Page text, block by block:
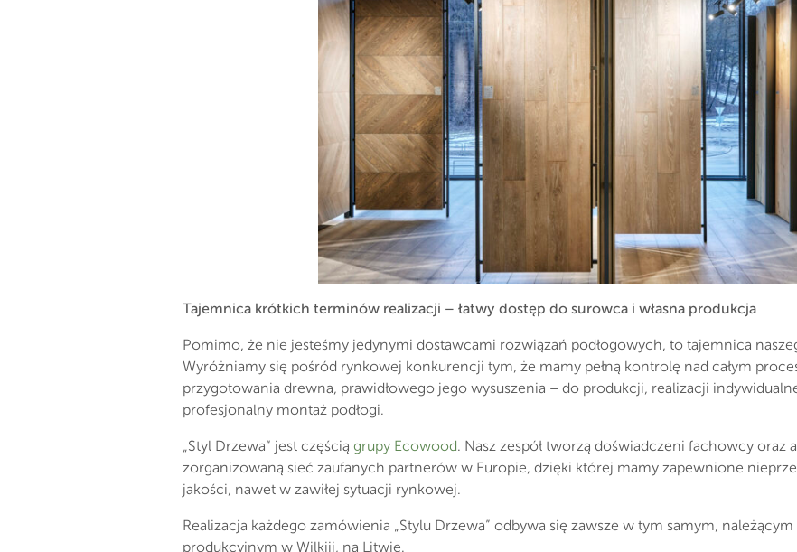
Tajemnica krótkich terminów realizacji – łatwy dostęp do surowca i własna produkcja
Pomimo, że nie jesteśmy jedynymi dostawcami rozwiązań podłogowych, to tajemnica
Wyróżniamy się pośród rynkowej konkurencji tym, że mamy pełną kontrolę nad całym
przygotowania drewna, prawidłowego jego wysuszenia – do produkcji, realizacji
profesjonalny montaż podłogi.
„Styl Drzewa“ jest częścią grupy Ecowood. Nasz zespół tworzą doświadczeni fachowcy oraz
zorganizowaną sieć zaufanych partnerów w Europie, dzięki której mamy zapewnione
jakości, nawet w zawiłej sytuacji rynkowej.
Realizacja każdego zamówienia „Stylu Drzewa” odbywa się zawsze w tym samym, należącym
produkcyjnym w Wilkiji, na Litwie.